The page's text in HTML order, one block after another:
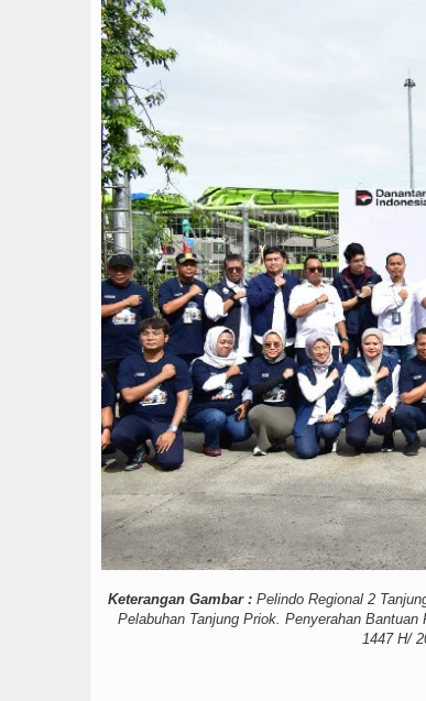
Keterangan Gambar :Pelindo Regional 2
Pelabuhan Tanjung Priok. Penyerahan
1447 H/